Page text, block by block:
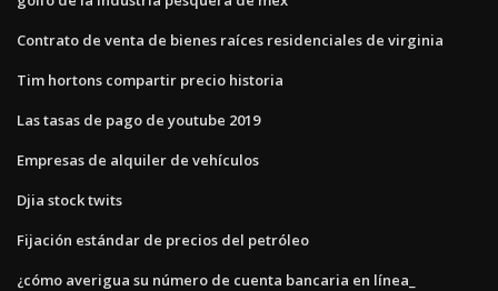
Contrato de venta de bienes raíces residenciales de virginia
Tim hortons compartir precio historia
Las tasas de pago de youtube 2019
Empresas de alquiler de vehículos
Djia stock twits
Fijación estándar de precios del petróleo
¿cómo averigua su número de cuenta bancaria en línea_